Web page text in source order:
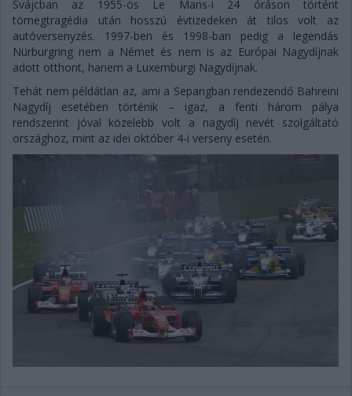
Svájcban az 1955-ös Le Mans-i 24 óráson történt
tömegtragédia után hosszú évtizedeken át tilos volt az
autóversenyzés. 1997-ben és 1998-ban pedig a legendás
Nürburgring nem a Német és nem is az Európai Nagydíjnak
adott otthont, hanem a Luxemburgi Nagydíjnak.
Tehát nem példátlan az, ami a Sepangban rendezendő Bahreini
Nagydíj esetében történik – igaz, a fenti három pálya
rendszerint jóval közelebb volt a nagydíj nevét szolgáltató
országhoz, mint az idei október 4-i verseny esetén.